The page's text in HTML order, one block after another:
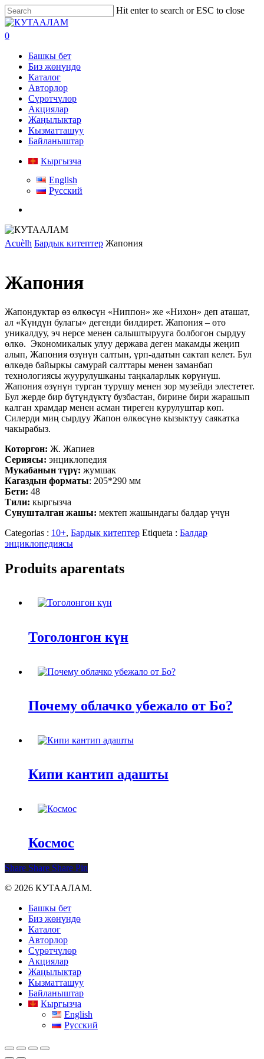
Skip
to
main
content
Hit enter to search or ESC to close
Close
Search
search
0
Башкы бет
Биз жөнүндө
Каталог
Авторлор
Сүрөтчүлөр
Акциялар
Жаңылыктар
Кызматташуу
Байланыштар
Кыргызча
English
Русский
Acuèlh Бардык китептер Жапония
Жапония
Жапондуктар өз өлкөсүн «Ниппон» же «Нихон» деп аташат,
ал «Күндүн булагы» дегенди билдирет. Жапония – өтө
уникалдуу, эч нерсе менен салыштырууга болбогон сырдуу
өлкө. Экономикалык улуу держава деген макамды жеңип
алып, Жапония өзүнүн салтын, үрп-адатын сактап келет. Бул
өлкөдө байыркы самурай салттары менен заманбап
технологиясы жуурулушканы таңкаларлык көрүнүш.
Жапония өзүнүн турган турушу менен зор музейди элестетет.
Бул жерде бир бүтүндүктү бузбастан, бирине бири жарашып
калган храмдар менен асман тиреген курулуштар көп.
Силерди миң сырдуу Жапон өлкөсүнө кызыктуу саякатка
чакырабыз.
Которгон: Ж. Жапиев
Сериясы: энциклопедия
Мукабанын түрү: жумшак
Кагаздын форматы: 205*290 мм
Бети: 48
Тили: кыргызча
Сунушталган жашы: мектеп жашындагы балдар үчүн
Categorias : 10+, Бардык китептер Etiqueta : Балдар
энциклопедиясы
Produits aparentats
Тоголонгон күн
Почему облачко убежало от Бо?
Кипи кантип адашты
Космос
Share Share Share Pin
© 2026 КУТААЛАМ.
Close
Menu
Башкы бет
Биз жөнүндө
Каталог
Авторлор
Сүрөтчүлөр
Акциялар
Жаңылыктар
Кызматташуу
Байланыштар
Кыргызча
English
Русский